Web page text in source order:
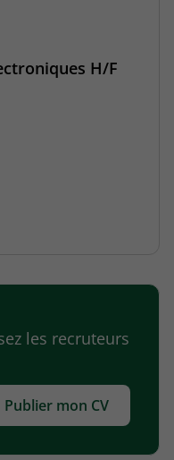
H/F
les recruteurs
Publier mon CV